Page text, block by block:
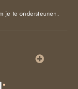
je te ondersteunen.